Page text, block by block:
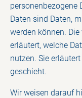
personenbezogene
Daten sind Daten,
werden können.
erläutert, welche
nutzen. Sie
geschieht.
Wir weisen darauf